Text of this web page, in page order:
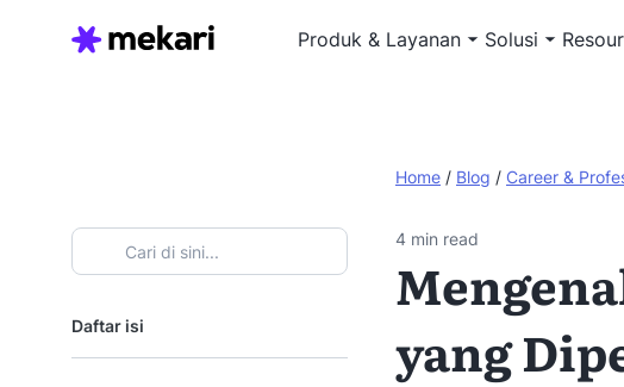
Produk & Layanan Solusi
Home / Blog / Career &
Daftar isi
4 min read
yang